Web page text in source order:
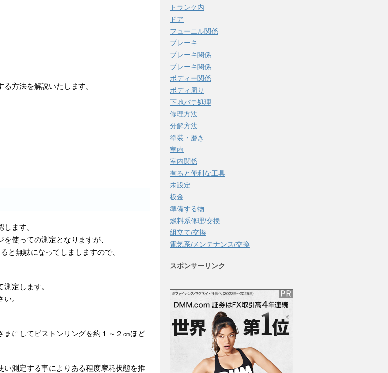
方法を解説いたします。
ます。
使っての測定となりますが、
と無駄になってしましますので、
定します。
。
まにしてピストンリングを約１～２㎝ほど
測定する事によりある程度摩耗状態を推
トランク内
ドア
フューエル関係
ブレーキ
ブレーキ関係
ブレーキ関係
ボディー関係
ボディ周り
下地パテ処理
修理方法
分解方法
塗装・磨き
室内
室内関係
有ると便利な工具
未設定
板金
準備する物
燃料系修理/交換
組立て/交換
電気系/メンテナンス/交換
スポンサーリンク